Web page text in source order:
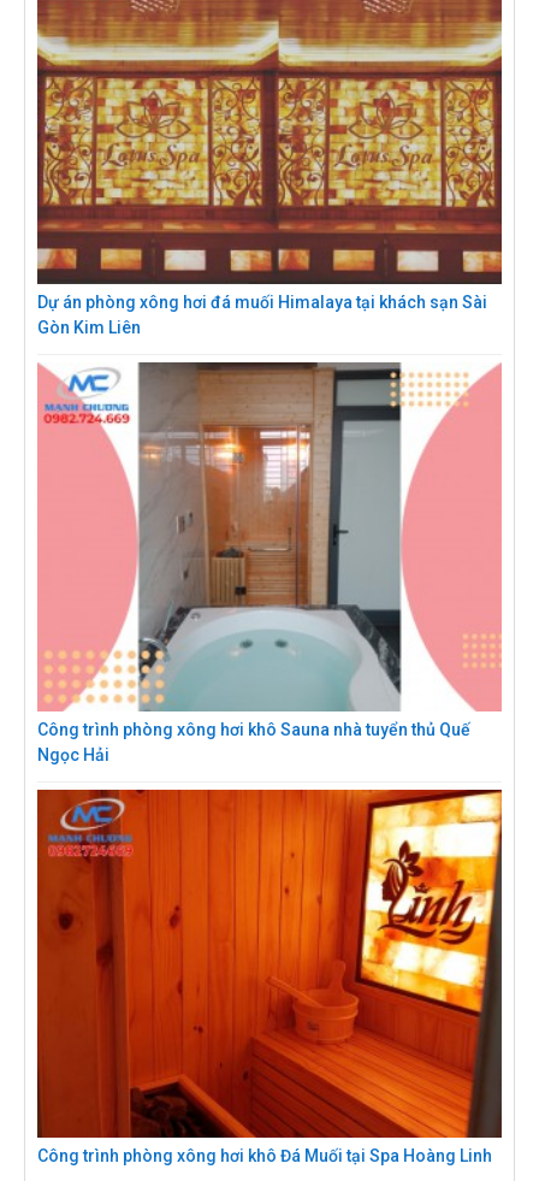
Dự án phòng xông hơi đá muối Himalaya tại khách sạn Sài
Gòn Kim Liên
Công trình phòng xông hơi khô Sauna nhà tuyển thủ Quế
Ngọc Hải
Công trình phòng xông hơi khô Đá Muối tại Spa Hoàng Linh